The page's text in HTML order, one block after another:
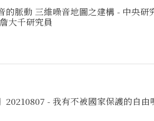
的脈動 三維噪音地圖之建構 - 中央研
大千研究員
20210807 - 我有不被國家保護的自